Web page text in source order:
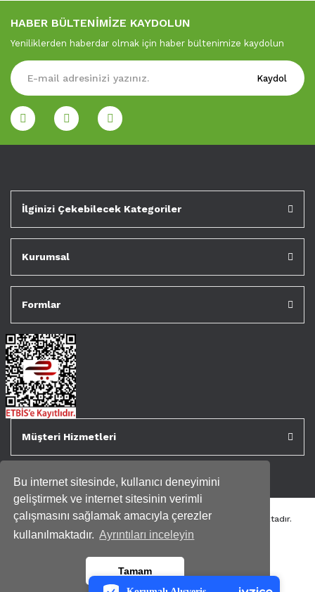
Bu internet sitesinde, kullanıcı deneyimini
geliştirmek ve internet sitesinin verimli
çalışmasını sağlamak amacıyla çerezler
kullanılmaktadır. Ayrıntıları inceleyin
Tamam7/24 Canlı Destek
HABER BÜLTENİMİZE KAYDOLUN
Yeniliklerden haberdar olmak için haber bültenimize kaydolun
Kaydol
İlginizi Çekebilecek Kategoriler
Kurumsal
Formlar
Müşteri Hizmetleri
Tüm kredi kartı bilgileriniz 256bit SSL Sertifikası ile korunmaktadır.
Genispencere.com Tüm Hakları Saklıdır.